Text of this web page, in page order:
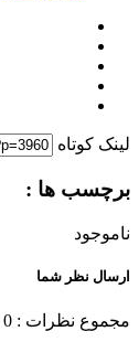
لینک کوتاه
برچسب ها :
ناموجود
ارسال نظر شما
مجموع نظرات : 0